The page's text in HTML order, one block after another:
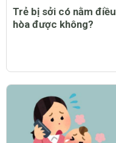
Trẻ bị sởi có nằm điều
hòa được không?